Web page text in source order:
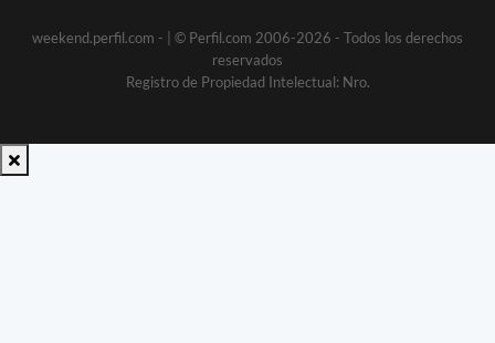
weekend.perfil.com -
| © Perfil.com 2006-2026 - Todos los derechos
reservados
Registro de Propiedad Intelectual: Nro.